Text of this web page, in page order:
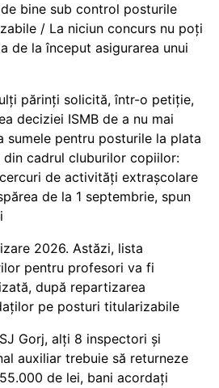
bine sub control posturile
/ La niciun concurs nu poți
de la început asigurarea unui
părinți solicită, într-o petiție,
deciziei ISMB de a nu mai
sumele pentru posturile la plata
din cadrul cluburilor copiilor:
de activități extrașcolare
de la 1 septembrie, spun
2026. Astăzi, lista
pentru profesori va fi
după repartizarea
pe posturi titularizabile
Gorj, alți 8 inspectori și
auxiliar trebuie să returneze
de lei, bani acordați